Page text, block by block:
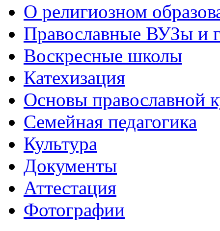
О религиозном
Православные ВУЗы и
Воскресные школы
Катехизация
Основы православной
Семейная педагогика
Культура
Документы
Аттестация
Фотографии